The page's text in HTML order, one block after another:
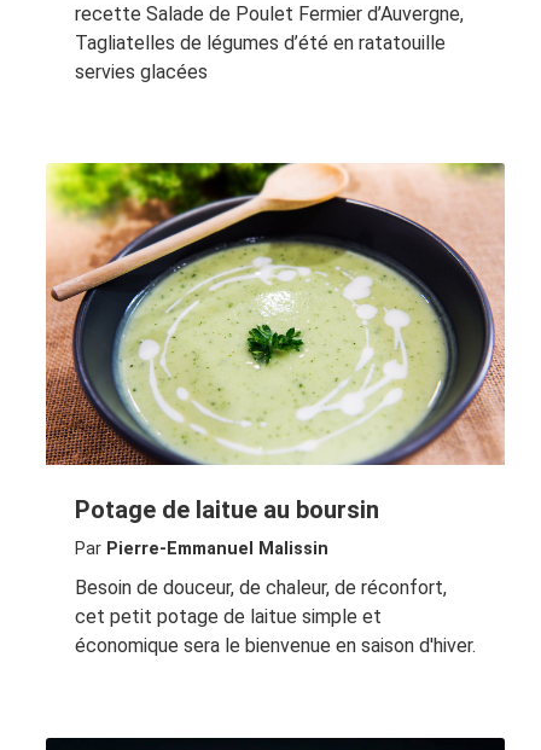
recette Salade de Poulet Fermier d’Auvergne,
Tagliatelles de légumes d’été en ratatouille
servies glacées
Potage de laitue au boursin
Par Pierre-Emmanuel Malissin
Besoin de douceur, de chaleur, de réconfort,
cet petit potage de laitue simple et
économique sera le bienvenue en saison d'hiver.